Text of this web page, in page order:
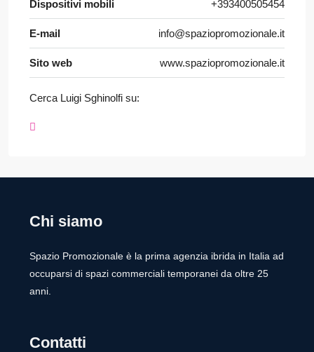
Dispositivi mobili +393400505454
E-mail info@spaziopromozionale.it
Sito web www.spaziopromozionale.it
Cerca Luigi Sghinolfi su:
Chi siamo
Spazio Promozionale è la prima agenzia ibrida in Italia ad
occuparsi di spazi commerciali temporanei da oltre 25
anni.
Contatti